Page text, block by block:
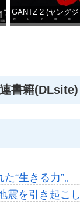
コミックスDIGITAL)
GANTZ 2 (ヤング
書籍(DLsite)
“生きる力”。
震を引き起こ